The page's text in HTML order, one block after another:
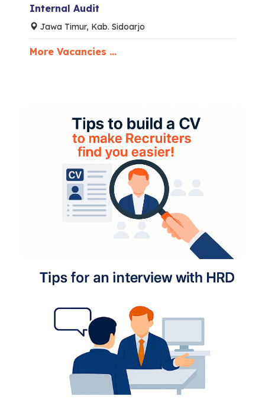
Internal Audit
Jawa Timur, Kab. Sidoarjo
More Vacancies ...